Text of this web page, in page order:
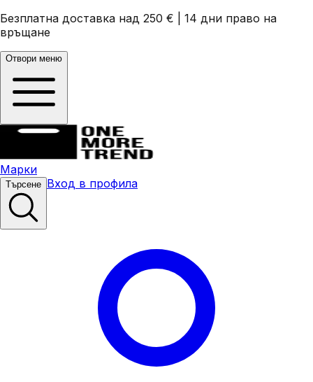
Безплатна доставка над 250 €
14 дни право на
връщане
Отвори меню
Марки
Търсене Вход в профила